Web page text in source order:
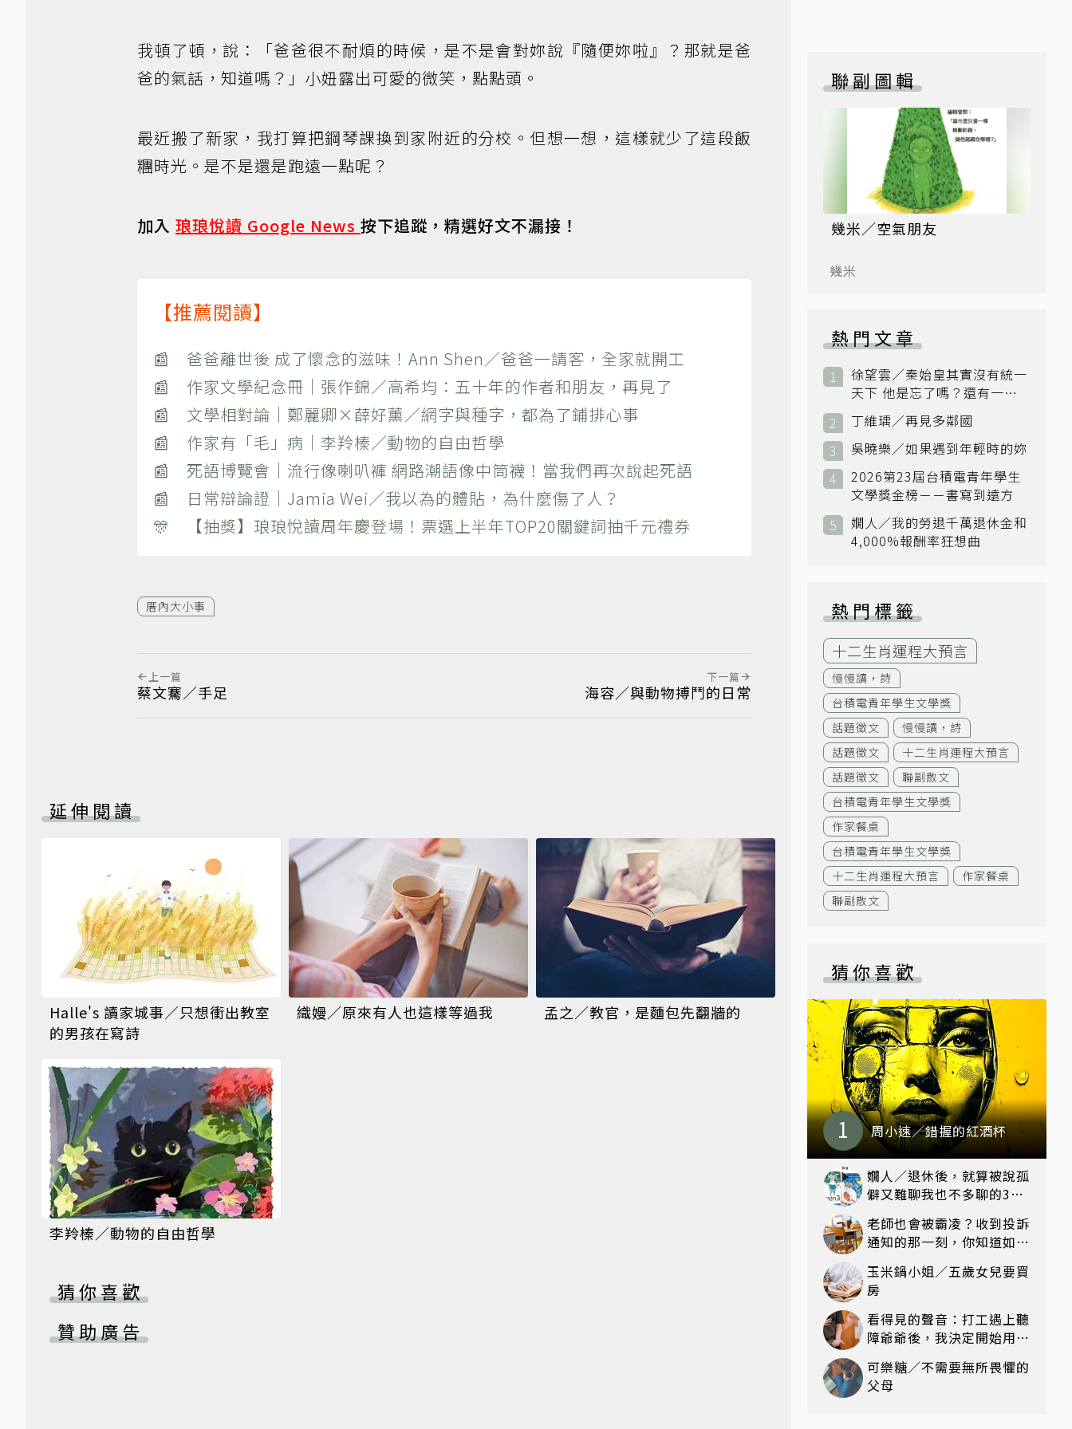
我頓了頓，說：「爸爸很不耐煩的時候，是不是會對妳說『隨便妳啦』？那就是爸
爸的氣話，知道嗎？」小妞露出可愛的微笑，點點頭。
最近搬了新家，我打算把鋼琴課換到家附近的分校。但想一想，這樣就少了這段飯
糰時光。是不是還是跑遠一點呢？
加入 琅琅悅讀 Google News 按下追蹤，精選好文不漏接！
【推薦閱讀】
📰 爸爸離世後 成了懷念的滋味！Ann Shen／爸爸一請客，全家就開工
📰 作家文學紀念冊｜張作錦／高希均：五十年的作者和朋友，再見了
📰 文學相對論｜鄭麗卿×薛好薰／網字與種字，都為了鋪排心事
📰 作家有「毛」病｜李羚榛／動物的自由哲學
📰 死語博覽會｜流行像喇叭褲 網路潮語像中筒襪！當我們再次說起死語
📰 日常辯論證｜Jamia Wei／我以為的體貼，為什麼傷了人？
🎊 【抽獎】琅琅悅讀周年慶登場！票選上半年TOP20關鍵詞抽千元禮券
厝內大小事
上一篇
蔡文騫／手足
下一篇
海容／與動物搏鬥的日常
延伸閱讀
Halle's 讀家城事／只想衝出教室
的男孩在寫詩
織嫚／原來有人也這樣等過我 孟之／教官，是麵包先翻牆的
李羚榛／動物的自由哲學
猜你喜歡
贊助廣告
聯副圖輯
幾米／空氣朋友
幾米
熱門文章
徐望雲／秦始皇其實沒有統一
天下 他是忘了嗎？還有一個
小國：衛國
丁維瑀／再見多鄰國
吳曉樂／如果遇到年輕時的妳
2026第23屆台積電青年學生
文學獎金榜－－書寫到遠方
嫺人／我的勞退千萬退休金和
4,000%報酬率狂想曲
熱門標籤
十二生肖運程大預言
慢慢讀，詩
台積電青年學生文學獎
話題徵文
慢慢讀，詩
話題徵文
十二生肖運程大預言
話題徵文
聯副散文
台積電青年學生文學獎
作家餐桌
台積電青年學生文學獎
十二生肖運程大預言
作家餐桌
聯副散文
猜你喜歡
周小速／錯握的紅酒杯
嫺人／退休後，就算被說孤
僻又難聊我也不多聊的3種
老師也會被霸凌？收到投訴
通知的那一刻，你知道如何
玉米鍋小姐／五歲女兒要買
房
看得見的聲音：打工遇上聽
障爺爺後，我決定開始用雙
可樂糖／不需要無所畏懼的
父母